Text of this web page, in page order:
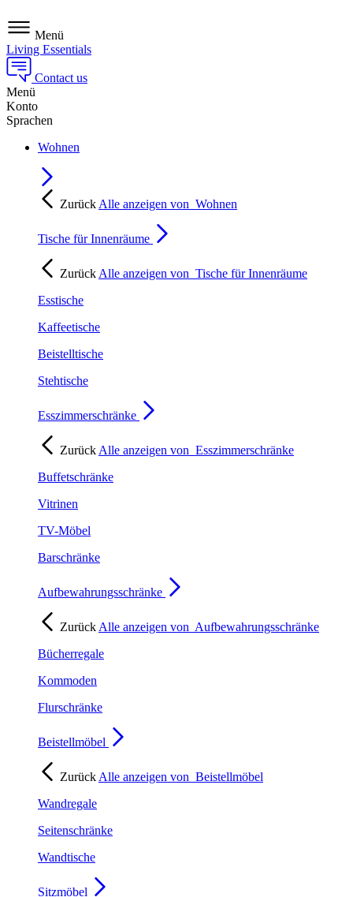
Menü
Living Essentials
Contact us
Menü
Konto
Sprachen
Wohnen
Zurück Alle anzeigen von Wohnen
Tische für Innenräume
Zurück Alle anzeigen von Tische für Innenräume
Esstische
Kaffeetische
Beistelltische
Stehtische
Esszimmerschränke
Zurück Alle anzeigen von Esszimmerschränke
Buffetschränke
Vitrinen
TV-Möbel
Barschränke
Aufbewahrungsschränke
Zurück Alle anzeigen von Aufbewahrungsschränke
Bücherregale
Kommoden
Flurschränke
Beistellmöbel
Zurück Alle anzeigen von Beistellmöbel
Wandregale
Seitenschränke
Wandtische
Sitzmöbel